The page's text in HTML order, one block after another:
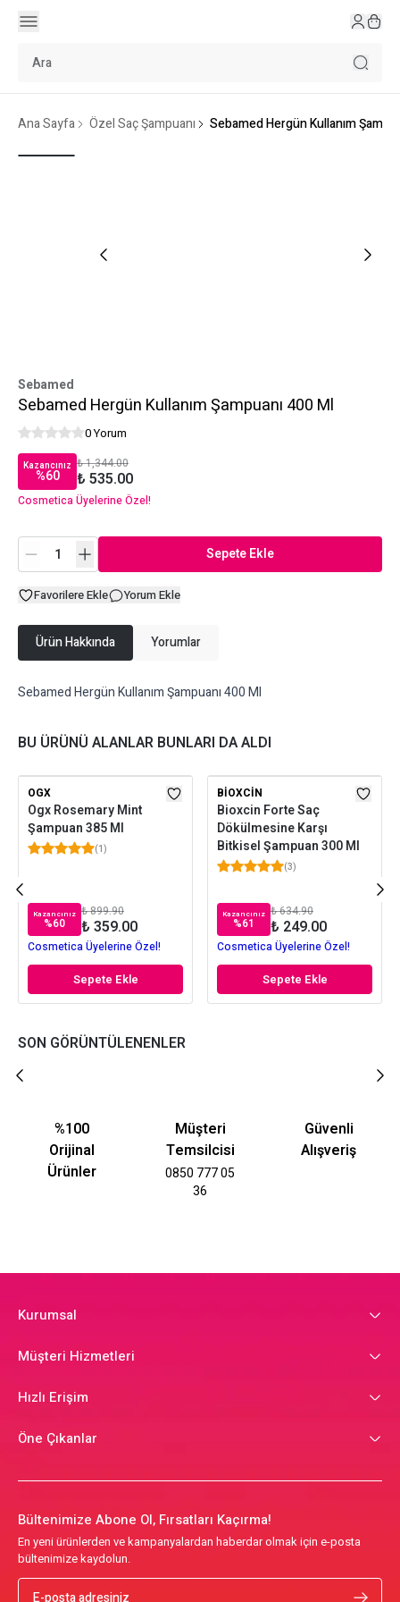
Ana Sayfa Özel Saç Şampuanı Sebamed Hergün Kullanım
Sebamed
Sebamed Hergün Kullanım Şampuanı 400 Ml
0 Yorum
Kazancınız
%60
₺ 1,344.00
₺ 535.00
Cosmetica Üyelerine Özel!
Sepete Ekle
Favorilere Ekle Yorum Ekle
Ürün Hakkında Yorumlar
Sebamed Hergün Kullanım Şampuanı 400 Ml
BU ÜRÜNÜ ALANLAR BUNLARI DA ALDI
OGX
Ogx Rosemary Mint
Şampuan 385 Ml
(1)
Kazancınız
%60
₺ 899.90
₺ 359.00
Cosmetica Üyelerine Özel!
Sepete Ekle
BIOXCIN
Bioxcin Forte Saç
Dökülmesine Karşı
Bitkisel Şampuan 300 Ml
(3)
Kazancınız
%61
₺ 634.90
₺ 249.00
Cosmetica Üyelerine Özel!
Sepete Ekle
SON GÖRÜNTÜLENENLER
%100
Orijinal
Ürünler
Müşteri
Temsilcisi
0850 777 05
36
Güvenli
Alışveriş
Kurumsal
Müşteri Hizmetleri
Hızlı Erişim
Öne Çıkanlar
Bültenimize Abone Ol, Fırsatları Kaçırma!
En yeni ürünlerden ve kampanyalardan haberdar olmak için e-posta
bültenimize kaydolun.